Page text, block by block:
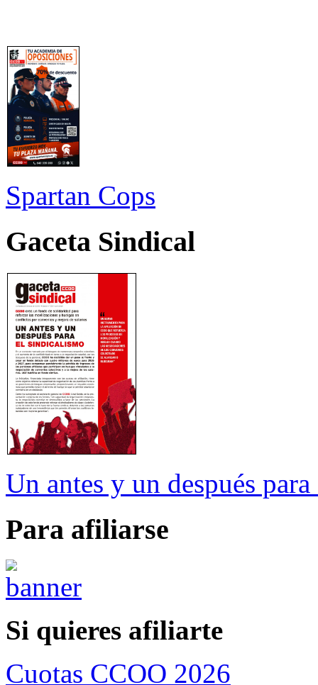
Spartan Cops
Gaceta Sindical
Un antes y un después
Para afiliarse
Si quieres afiliarte
Cuotas CCOO 2026